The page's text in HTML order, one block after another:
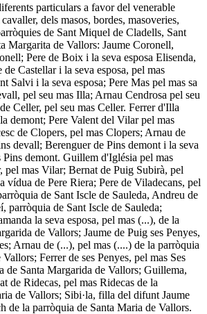
particulars a favor del venerable
dels masos, bordes, masoveries,
de Sant Miquel de Cladells, Sant
Margarita de Vallors: Jaume Coronell,
Pere de Boix i la seva esposa Elisenda,
Castellar i la seva esposa, pel mas
Salvi i la seva esposa; Pere Mas pel mas sa
pel seu mas Illa; Arnau Cendrosa pel seu
Celler, pel seu mas Celler. Ferrer d'Illa
demont; Pere Valent del Vilar pel mas
de Clopers, pel mas Clopers; Arnau de
devall; Berenguer de Pins demont i la seva
Pins demont. Guillem d'Iglésia pel mas
pel mas Vilar; Bernat de Puig Subirà, pel
vídua de Pere Riera; Pere de Viladecans, pel
de Sant Iscle de Sauleda, Andreu de
parròquia de Sant Iscle de Sauleda;
la seva esposa, pel mas (...), de la
de Vallors; Jaume de Puig ses Penyes,
Arnau de (...), pel mas (....) de la parròquia
Ferrer de ses Penyes, pel mas Ses
de Santa Margarida de Vallors; Guillema,
de Ridecas, pel mas Ridecas de la
de Vallors; Sibi·la, filla del difunt Jaume
de la parròquia de Santa Maria de Vallors.